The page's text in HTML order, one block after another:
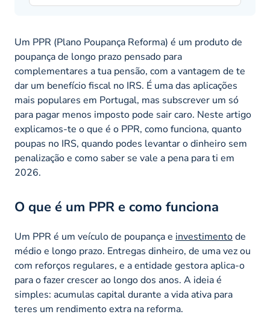
Um PPR (Plano Poupança Reforma) é um produto de
poupança de longo prazo pensado para
complementares a tua pensão, com a vantagem de te
dar um benefício fiscal no IRS. É uma das aplicações
mais populares em Portugal, mas subscrever um só
para pagar menos imposto pode sair caro. Neste artigo
explicamos-te o que é o PPR, como funciona, quanto
poupas no IRS, quando podes levantar o dinheiro sem
penalização e como saber se vale a pena para ti em
2026.
O que é um PPR e como funciona
Um PPR é um veículo de poupança e investimentode
médio e longo prazo. Entregas dinheiro, de uma vez ou
com reforços regulares, e a entidade gestora aplica-o
para o fazer crescer ao longo dos anos. A ideia é
simples: acumulas capital durante a vida ativa para
teres um rendimento extra na reforma.